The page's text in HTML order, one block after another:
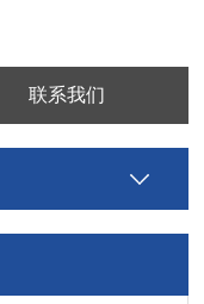
联系我们